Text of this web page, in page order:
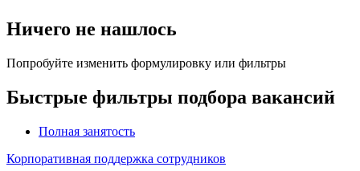
Ничего не нашлось
Попробуйте изменить формулировку или фильтры
Быстрые фильтры подбора вакансий
Полная занятость
Корпоративная поддержка сотрудников